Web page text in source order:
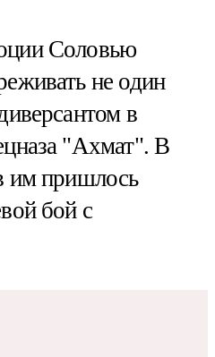
Соловью
не один
в
"Ахмат". В
им пришлось
бой с